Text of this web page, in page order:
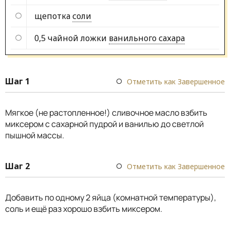
щепоткасоли
0,5 чайной ложки ванильного сахара
Шаг 1 Отметить как Завершенное
Мягкое (не растопленное!) сливочное масло взбить
миксером с сахарной пудрой и ванилью до светлой
пышной массы.
Шаг 2 Отметить как Завершенное
Добавить по одному 2 яйца (комнатной температуры),
соль и ещё раз хорошо взбить миксером.